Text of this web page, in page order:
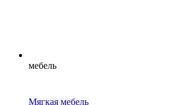
мебель
Мягкая мебель